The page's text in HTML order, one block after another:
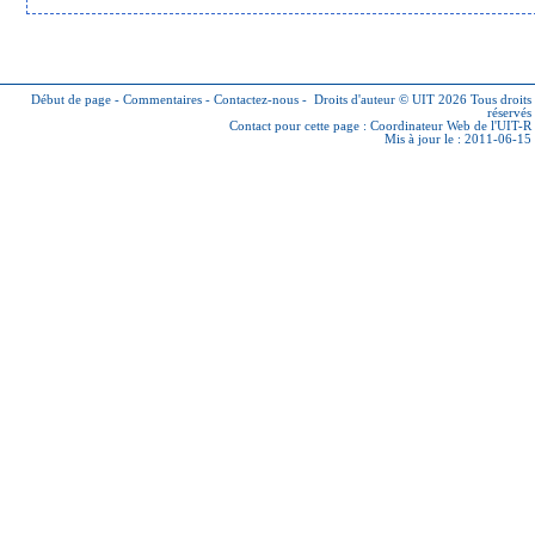
Début de page - Commentaires - Contactez-nous - Droits d'auteur © UIT 2026 Tous droits
réservés
Contact pour cette page : Coordinateur Web de l'UIT-R
Mis à jour le : 2011-06-15